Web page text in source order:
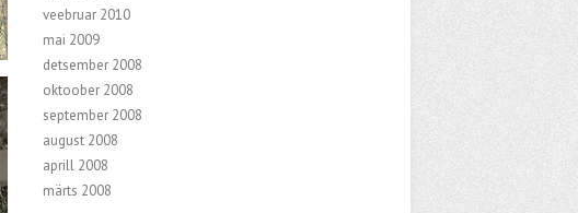
veebruar 2010
mai 2009
detsember 2008
oktoober 2008
september 2008
august 2008
aprill 2008
märts 2008